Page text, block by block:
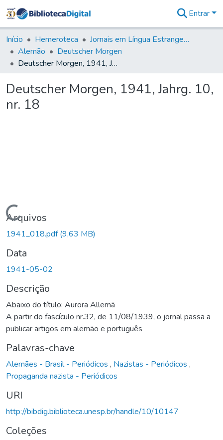
&
Coleções
Tudo na
Biblioteca
Estatísticas
Entrar
Início Hemeroteca
Jornais em Língua Estrangeira
Alemão
Deutscher Morgen
Deutscher Morgen, 1941, Jahrg. 10, nr. 18
Deutscher Morgen, 1941, Jahrg. 10,
nr. 18
Carregando...
Arquivos
1941_018.pdf(9,63 MB)
Data
1941-05-02
Descrição
Abaixo do título: Aurora Allemã
A partir do fascículo nr.32, de 11/08/1939, o jornal passa a
publicar artigos em alemão e português
Palavras-chave
Alemães - Brasil - Periódicos , Nazistas - Periódicos ,
Propaganda nazista - Periódicos
URI
http://bibdig.biblioteca.unesp.br/handle/10/10147
Coleções